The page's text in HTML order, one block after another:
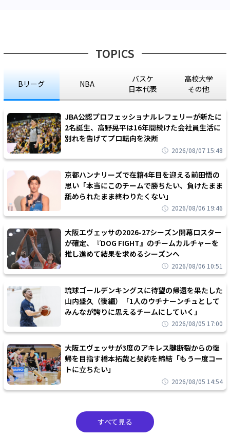
TOPICS
Bリーグ NBA
バスケ
日本代表
高校大学
その他
JBA公認プロフェッショナルレフェリーが新たに
2名誕生、高野晃平は16年間続けた会社員生活に
別れを告げてプロ転向を決断
2026/08/07 15:48
京都ハンナリーズで在籍4年目を迎える前田悟の
思い「本当にこのチームで勝ちたい、負けたまま
舐められたまま終わりたくない」
2026/08/06 19:46
大阪エヴェッサの2026-27シーズン開幕ロスター
が確定、『DOG FIGHT』のチームカルチャーを
推し進めて結果を求めるシーズンへ
2026/08/06 10:51
琉球ゴールデンキングスに待望の帰還を果たした
山内盛久（後編）「1人のウチナーンチュとして
みんなが誇りに思えるチームにしていく」
2026/08/05 17:00
大阪エヴェッサが3度のアキレス腱断裂からの復
帰を目指す橋本拓哉と契約を締結「もう一度コー
トに立ちたい」
2026/08/05 14:54
すべて見る